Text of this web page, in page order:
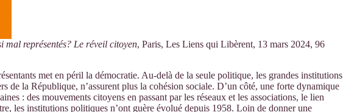
mal représentés? Le réveil citoyen, Paris, Les Liens qui Libèrent, 13 mars 2024, 96
met en péril la démocratie. Au-delà de la seule politique, les grandes institutions
de la République, n’assurent plus la cohésion sociale. D’un côté, une forte dynamique
: des mouvements citoyens en passant par les réseaux et les associations, le lien
les institutions politiques n’ont guère évolué depuis 1958. Loin de donner une